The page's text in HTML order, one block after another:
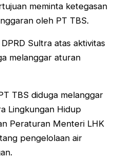
meminta ketegasan
oleh PT TBS.
Sultra atas aktivitas
melanggar aturan
TBS diduga melanggar
Lingkungan Hidup
Peraturan Menteri LHK
pengelolaan air